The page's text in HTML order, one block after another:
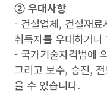
➁ 우대사항
- 건설업체, 건설재
취득자를 우대하거
- 국가기술자격법에
그리고 보수, 승진,
을 수 있습니다.